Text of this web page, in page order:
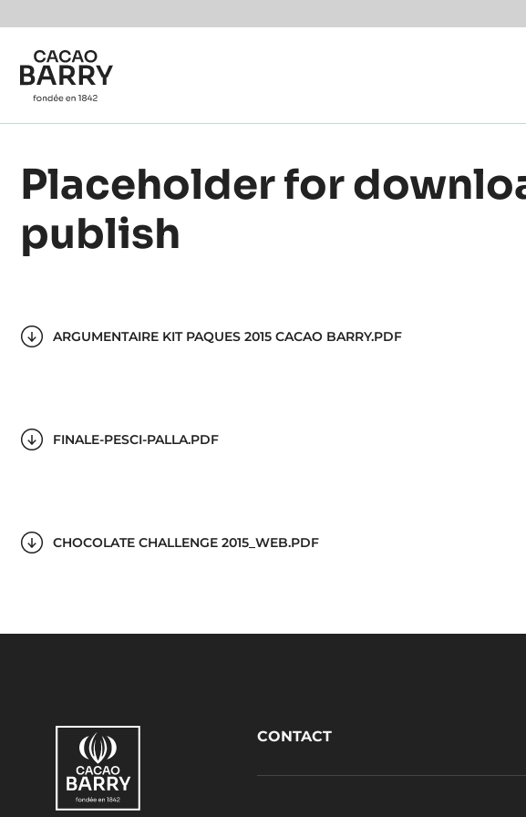
Skip to main content
Placeholder for
publish
ARGUMENTAIRE KIT PAQUES 2015 CACAO BARRY.PDF
FINALE-PESCI-PALLA.PDF
CHOCOLATE CHALLENGE 2015_WEB.PDF
Footer
CacaoBarry
CONTACT